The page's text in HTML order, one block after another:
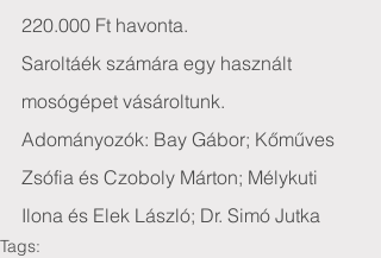
220.000 Ft havonta.
Saroltáék számára egy használt
mosógépet vásároltunk.
Adományozók: Bay Gábor; Kőműves
Zsófia és Czoboly Márton; Mélykuti
Ilona és Elek László; Dr. Simó Jutka
Tags: